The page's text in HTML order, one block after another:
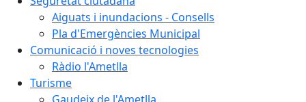
Aiguats i inundacions - Consells
Pla d'Emergències Municipal
Comunicació i noves tecnologies
Ràdio l'Ametlla
Turisme